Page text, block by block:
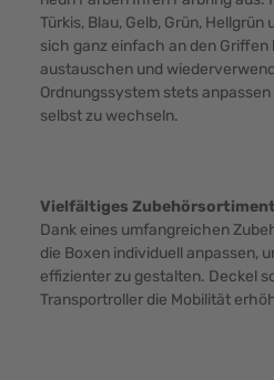
Türkis, Blau, Gelb, Grün,
sich ganz einfach an den
austauschen und
Ordnungssystem stets
selbst zu wechseln.
Vielfältiges Zubehörsortiment
Dank eines umfangreichen
die Boxen individuell anpassen,
effizienter zu gestalten. Deckel
Transportroller die Mobilität